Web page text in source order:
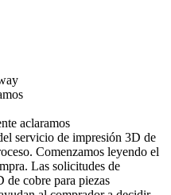
aclaramos
servicio de impresión 3D de
Comenzamos leyendo el
Las solicitudes de
cobre para piezas